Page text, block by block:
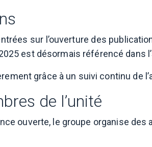
sur l’ouverture des
est désormais référencé dans
grâce à un suivi continu de
de l’unité
ouverte, le groupe organise des